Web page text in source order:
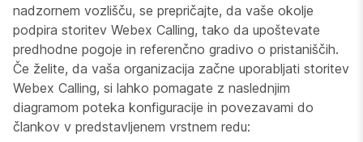
nadzornem vozlišču, se prepričajte, da vaše okolje
podpira storitev Webex Calling, tako da upoštevate
predhodne pogoje in referenčno gradivo o pristaniščih.
Če želite, da vaša organizacija začne uporabljati storitev
Webex Calling, si lahko pomagate z naslednjim
diagramom poteka konfiguracije in povezavami do
člankov v predstavljenem vrstnem redu: